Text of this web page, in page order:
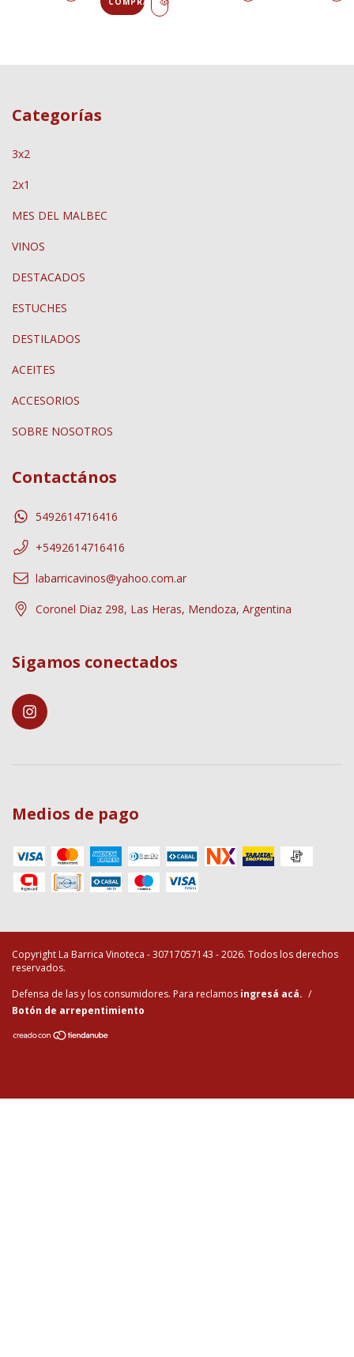
Categorías
3x2
2x1
MES DEL MALBEC
VINOS
DESTACADOS
ESTUCHES
DESTILADOS
ACEITES
ACCESORIOS
SOBRE NOSOTROS
Contactános
5492614716416
+5492614716416
labarricavinos@yahoo.com.ar
Coronel Diaz 298, Las Heras, Mendoza, Argentina
Sigamos conectados
Medios de pago
Copyright La Barrica Vinoteca - 30717057143 - 2026. Todos los derechos
reservados.
Defensa de las y los consumidores. Para reclamos ingresá acá. /
Botón de arrepentimiento